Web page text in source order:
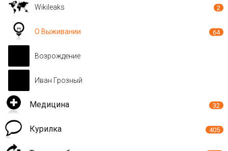
Wikileaks 2
О Выживании 64
Возрождение
Иван Грозный
Медицина 32
Курилка 405